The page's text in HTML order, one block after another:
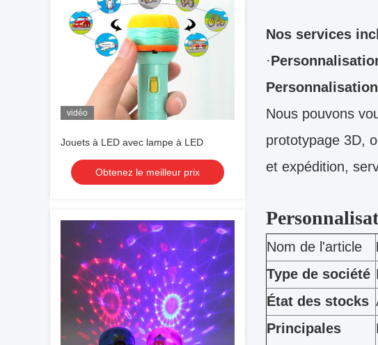
vidéo
Jouets à LED avec lampe à LED
Obtenez le meilleur prix
Nos services
·
Nous pouvons
prototypage 3D,
et expédition,
Nom de l'article
Type de société
État des stocks
Principales